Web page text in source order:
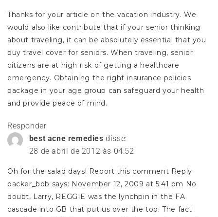
Thanks for your article on the vacation industry. We
would also like contribute that if your senior thinking
about traveling, it can be absolutely essential that you
buy travel cover for seniors. When traveling, senior
citizens are at high risk of getting a healthcare
emergency. Obtaining the right insurance policies
package in your age group can safeguard your health
and provide peace of mind.
Responder
best acne remedies disse:
28 de abril de 2012 às 04:52
Oh for the salad days! Report this comment Reply
packer_bob says: November 12, 2009 at 5:41 pm No
doubt, Larry, REGGIE was the lynchpin in the FA
cascade into GB that put us over the top. The fact